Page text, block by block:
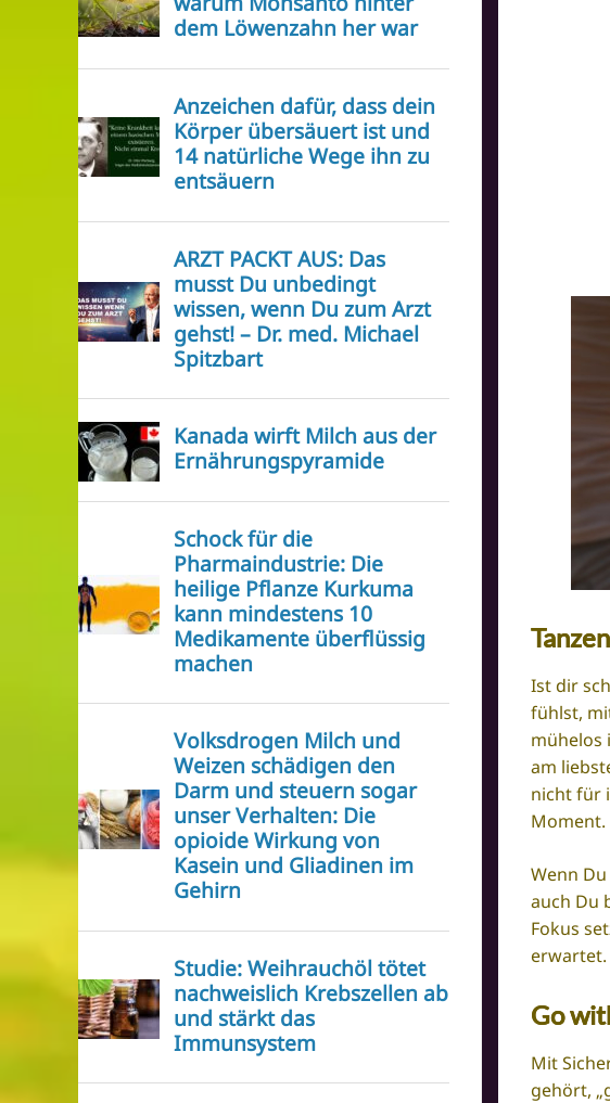
Ist dir
fühlst,
mühelos
am
nicht für
Moment.
Wenn
auch Du
Fokus
erwartet.
Go
Mit
gehört,